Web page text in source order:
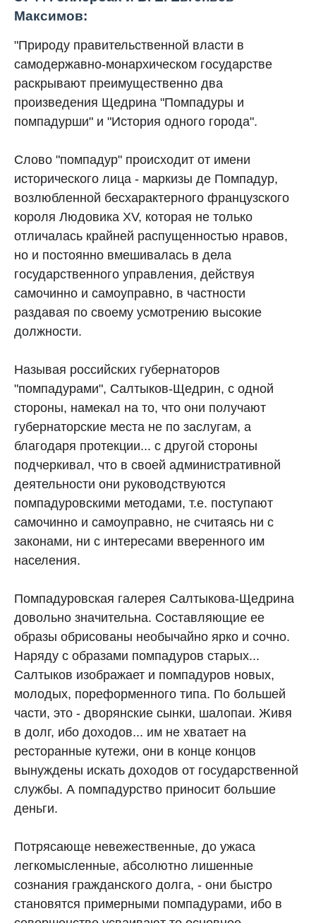
Максимов:
"Природу правительственной власти в
самодержавно-монархическом государстве
раскрывают преимущественно два
произведения Щедрина "Помпадуры и
помпадурши" и "История одного города".
Слово "помпадур" происходит от имени
исторического лица - маркизы де Помпадур,
возлюбленной бесхарактерного французского
короля Людовика XV, которая не только
отличалась крайней распущенностью нравов,
но и постоянно вмешивалась в дела
государственного управления, действуя
самочинно и самоуправно, в частности
раздавая по своему усмотрению высокие
должности.
Называя российских губернаторов
"помпадурами", Салтыков-Щедрин, с одной
стороны, намекал на то, что они получают
губернаторские места не по заслугам, а
благодаря протекции... с другой стороны
подчеркивал, что в своей административной
деятельности они руководствуются
помпадуровскими методами, т.е. поступают
самочинно и самоуправно, не считаясь ни с
законами, ни с интересами вверенного им
населения.
Помпадуровская галерея Салтыкова-Щедрина
довольно значительна. Составляющие ее
образы обрисованы необычайно ярко и сочно.
Наряду с образами помпадуров старых...
Салтыков изображает и помпадуров новых,
молодых, пореформенного типа. По большей
части, это - дворянские сынки, шалопаи. Живя
в долг, ибо доходов... им не хватает на
ресторанные кутежи, они в конце концов
вынуждены искать доходов от государственной
службы. А помпадурство приносит большие
деньги.
Потрясающе невежественные, до ужаса
легкомысленные, абсолютно лишенные
сознания гражданского долга, - они быстро
становятся примерными помпадурами, ибо в